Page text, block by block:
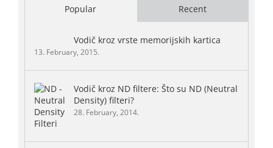
Popular Recent
Vodič kroz vrste memorijskih kartica
13. February, 2015.
Vodič kroz ND filtere: Što su ND (Neutral
Density) filteri?
28. February, 2014.